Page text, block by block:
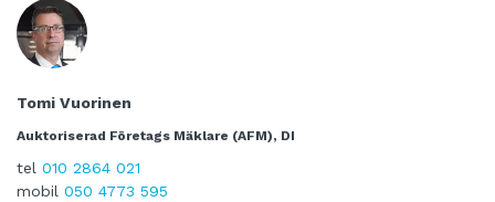
Tomi Vuorinen
Auktoriserad Företags Mäklare (AFM), DI
tel 010 2864 021
mobil 050 4773 595